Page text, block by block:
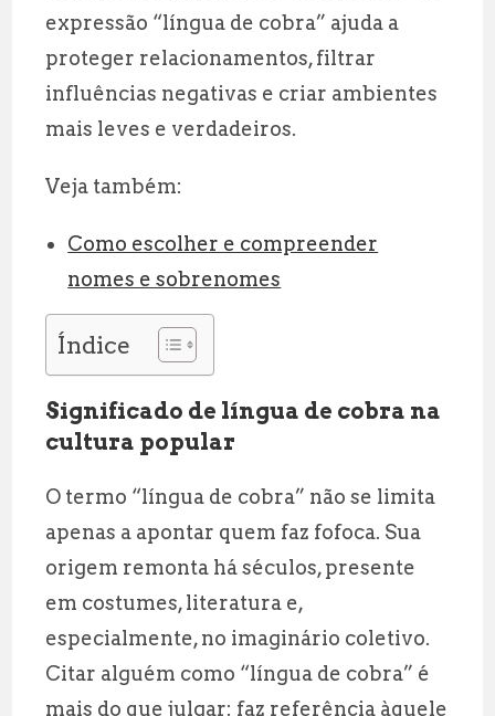
expressão “língua de cobra” ajuda a
proteger relacionamentos, filtrar
influências negativas e criar ambientes
mais leves e verdadeiros.
Veja também:
Como escolher e compreender
nomes e sobrenomes
Índice
Significado de língua de cobra na
cultura popular
O termo “língua de cobra” não se limita
apenas a apontar quem faz fofoca. Sua
origem remonta há séculos, presente
em costumes, literatura e,
especialmente, no imaginário coletivo.
Citar alguém como “língua de cobra” é
mais do que julgar: faz referência àquele